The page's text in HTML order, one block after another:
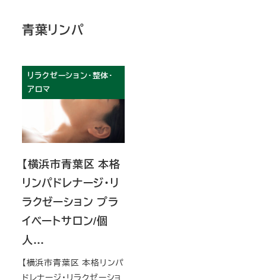
青葉リンパ
リラクゼーション・整体・
アロマ
【横浜市青葉区 本格
リンパドレナージ・リ
ラクゼーション プラ
イベートサロン/個
人…
【横浜市青葉区 本格リンパ
ドレナージ・リラクゼーショ